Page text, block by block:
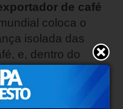
de café
coloca o
isolada das
e, dentro do
de Varginha
ao liderar
grão. Essa